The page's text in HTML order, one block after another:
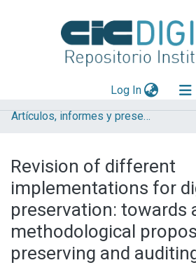
Log In(current)
Explorar
Aportar material
Statistics
Artículos, informes y presentaciones en Congresos CESGI
Revision of different
implementations for
preservation: towards
methodological
preserving and